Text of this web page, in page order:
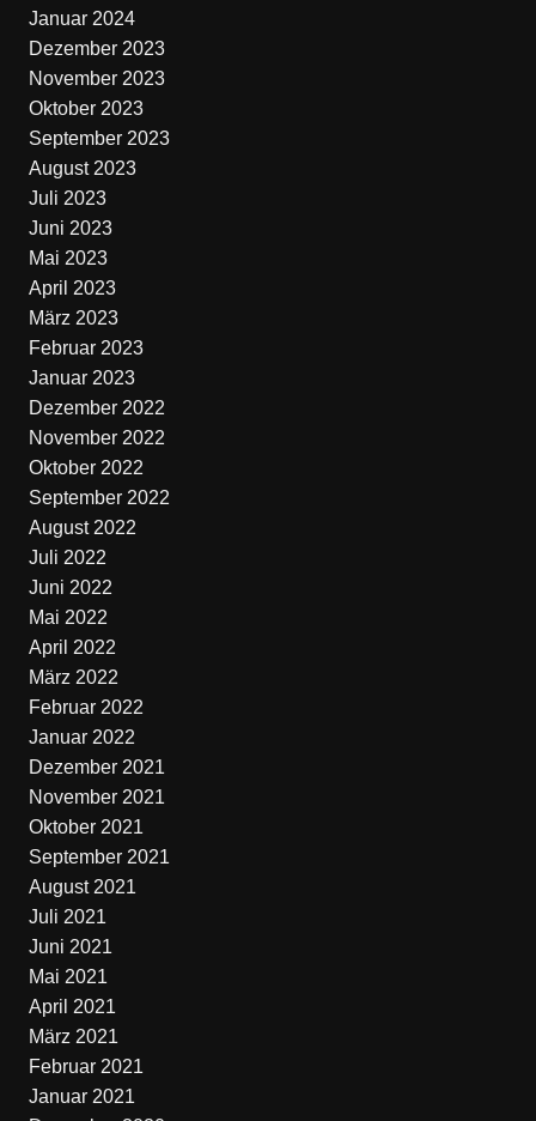
Januar 2024
Dezember 2023
November 2023
Oktober 2023
September 2023
August 2023
Juli 2023
Juni 2023
Mai 2023
April 2023
März 2023
Februar 2023
Januar 2023
Dezember 2022
November 2022
Oktober 2022
September 2022
August 2022
Juli 2022
Juni 2022
Mai 2022
April 2022
März 2022
Februar 2022
Januar 2022
Dezember 2021
November 2021
Oktober 2021
September 2021
August 2021
Juli 2021
Juni 2021
Mai 2021
April 2021
März 2021
Februar 2021
Januar 2021